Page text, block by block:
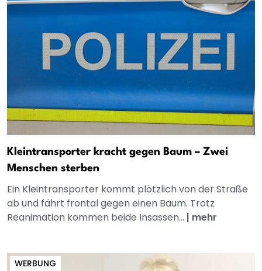
Kleintransporter kracht gegen Baum – Zwei
Menschen sterben
Ein Kleintransporter kommt plötzlich von der Straße
ab und fährt frontal gegen einen Baum. Trotz
Reanimation kommen beide Insassen... | mehr
WERBUNG